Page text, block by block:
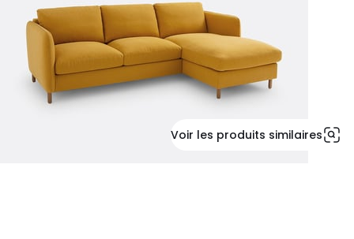
Voir les produits similaires